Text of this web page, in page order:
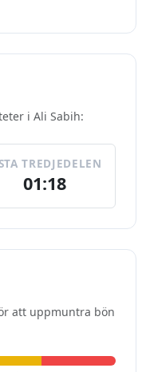
i Ali Sabih:
TREDJEDELEN
01:18
att uppmuntra bön